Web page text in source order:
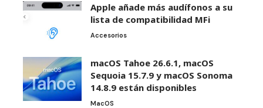
Apple añade más audífonos a su
lista de compatibilidad MFi
Accesorios
macOS Tahoe 26.6.1, macOS
Sequoia 15.7.9 y macOS Sonoma
14.8.9 están disponibles
MacOS